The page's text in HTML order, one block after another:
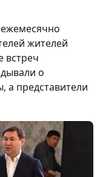
жителей
встреч
о
а представители